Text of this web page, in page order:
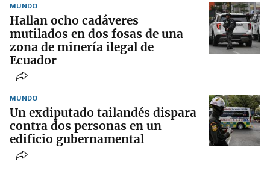
MUNDO
Hallan ocho cadáveres
mutilados en dos fosas de una
zona de minería ilegal de
Ecuador
MUNDO
Un exdiputado tailandés dispara
contra dos personas en un
edificio gubernamental